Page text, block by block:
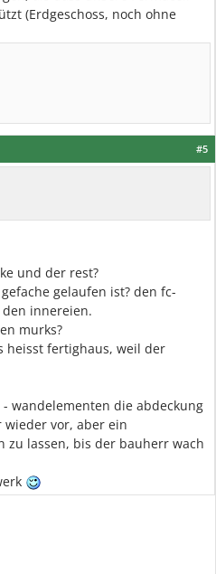
(Erdgeschoss, noch ohne
#5
und der rest?
gelaufen ist? den fc-
innereien.
murks?
heisst fertighaus, weil der
wandelementen die abdeckung
vor, aber ein
zu lassen, bis der bauherr wach